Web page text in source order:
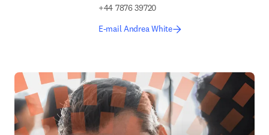
+44 7876 39720
E-mail Andrea White